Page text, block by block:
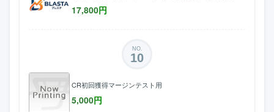
17,800円
NO.
10
CR初回獲得マージンテスト用
5,000円